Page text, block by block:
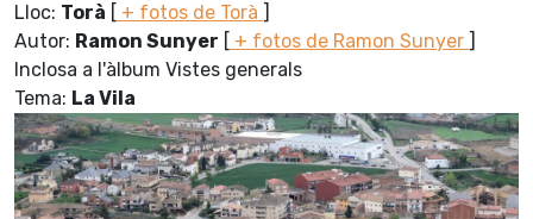
Lloc: Torà [ + fotos de Torà ]
Autor: Ramon Sunyer [ + fotos de Ramon Sunyer ]
Inclosa a l'àlbum Vistes generals
Tema: La Vila